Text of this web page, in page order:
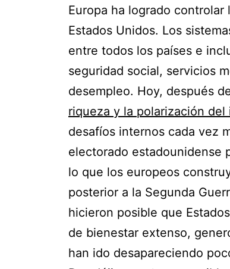
Europa ha logrado
Estados Unidos. Los
entre todos los países e
seguridad social, servicios
desempleo. Hoy, después
riqueza y la polarización del
desafíos internos cada vez
electorado estadounidense
lo que los europeos
posterior a la Segunda
hicieron posible que
de bienestar extenso,
han ido desapareciendo